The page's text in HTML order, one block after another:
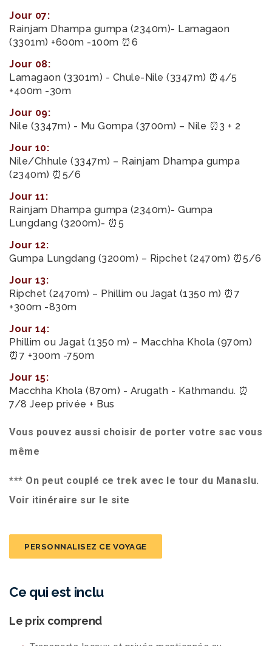
Jour 07:
Rainjam Dhampa gumpa (2340m)- Lamagaon
(3301m) +600m -100m ⏰6
Jour 08:
Lamagaon (3301m) - Chule-Nile (3347m) ⏰4/5
+400m -30m
Jour 09:
Nile (3347m) - Mu Gompa (3700m) – Nile ⏰3 + 2
Jour 10:
Nile/Chhule (3347m) – Rainjam Dhampa gumpa
(2340m) ⏰5/6
Jour 11:
Rainjam Dhampa gumpa (2340m)- Gumpa
Lungdang (3200m)- ⏰5
Jour 12:
Gumpa Lungdang (3200m) – Ripchet (2470m) ⏰5/6
Jour 13:
Ripchet (2470m) – Phillim ou Jagat (1350 m) ⏰7
+300m -830m
Jour 14:
Phillim ou Jagat (1350 m) – Macchha Khola (970m)
⏰7 +300m -750m
Jour 15:
Macchha Khola (870m) - Arugath - Kathmandu. ⏰
7/8 Jeep privée + Bus
Vous pouvez aussi choisir de porter votre sac vous
même
*** On peut couplé ce trek avec le tour du Manaslu.
Voir itinéraire sur le site
PERSONNALISEZ CE VOYAGE
Ce qui est inclu
Le prix comprend